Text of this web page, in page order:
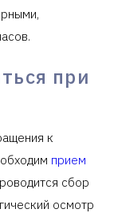
при
к
прием
сбор
осмотр